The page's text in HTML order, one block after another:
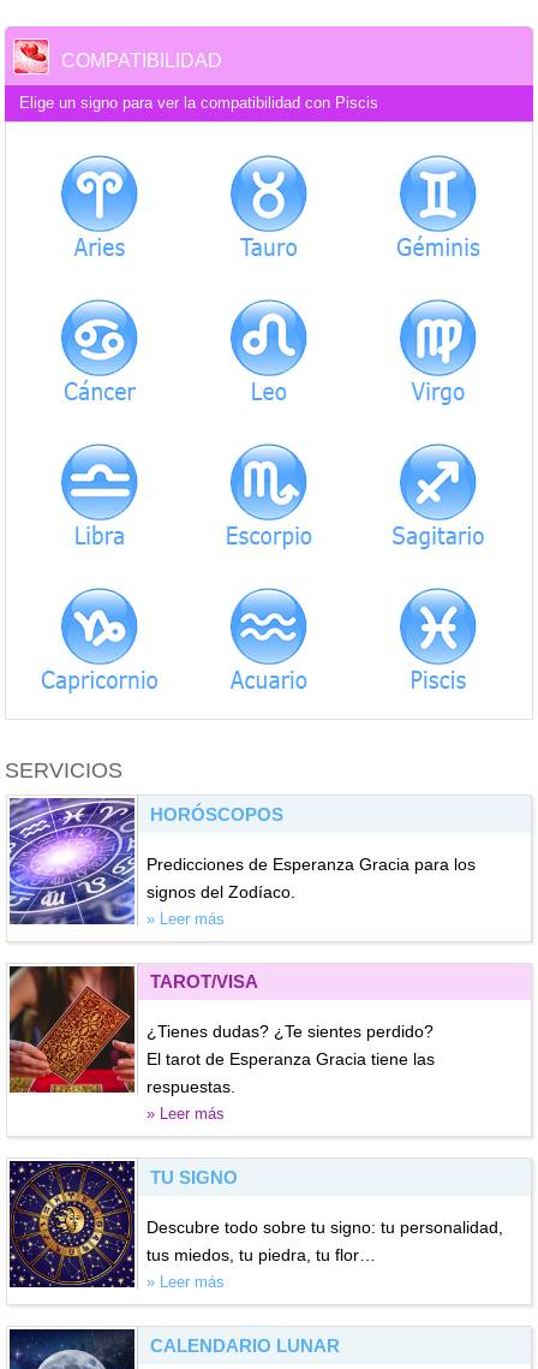
COMPATIBILIDAD
Elige un signo para ver la compatibilidad con Piscis
SERVICIOS
HORÓSCOPOS
Predicciones de Esperanza Gracia para los
signos del Zodíaco.
» Leer más
TAROT/VISA
¿Tienes dudas? ¿Te sientes perdido?
El tarot de Esperanza Gracia tiene las
respuestas.
» Leer más
TU SIGNO
Descubre todo sobre tu signo: tu personalidad,
tus miedos, tu piedra, tu flor…
» Leer más
CALENDARIO LUNAR